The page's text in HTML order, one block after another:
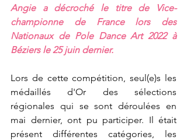
Angie a décroché le titre de Vice-
championne de France lors des
Nationaux de Pole Dance Art 2022 à
Béziers le 25 juin dernier.
Lors de cette compétition, seul(e)s les
médaillés d'Or des sélections
régionales qui se sont déroulées en
mai dernier, ont pu participer. Il était
présent différentes catégories, les